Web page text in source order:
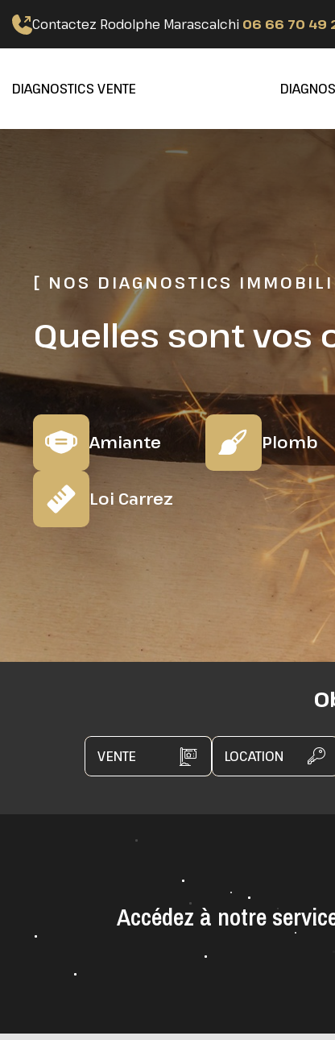
Contactez Rodolphe Marascalchi 06 66 70 49
DIAGNOSTICS VENTE
[ NOS DIAGNOSTICS
Quelles sont vos
Amiante Plomb
Loi Carrez
VENTE LOCATION
Accédez à notre